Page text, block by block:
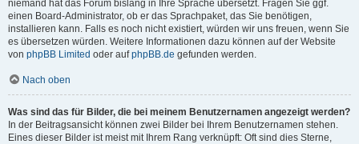
niemand hat das Forum bislang in Ihre Sprache übersetzt. Fragen Sie ggf.
einen Board-Administrator, ob er das Sprachpaket, das Sie benötigen,
installieren kann. Falls es noch nicht existiert, würden wir uns freuen, wenn Sie
es übersetzen würden. Weitere Informationen dazu können auf der Website
von phpBB Limited oder aufphpBB.de gefunden werden.
Nach oben
Was sind das für Bilder, die bei meinem Benutzernamen angezeigt werden?
In der Beitragsansicht können zwei Bilder bei Ihrem Benutzernamen stehen.
Eines dieser Bilder ist meist mit Ihrem Rang verknüpft: Oft sind dies Sterne,